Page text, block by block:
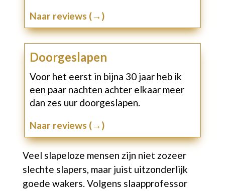
Naar reviews (→)
Doorgeslapen
Voor het eerst in bijna 30 jaar heb ik
een paar nachten achter elkaar meer
dan zes uur doorgeslapen.
Naar reviews (→)
Veel slapeloze mensen zijn niet zozeer
slechte slapers, maar juist uitzonderlijk
goede wakers. Volgens slaapprofessor